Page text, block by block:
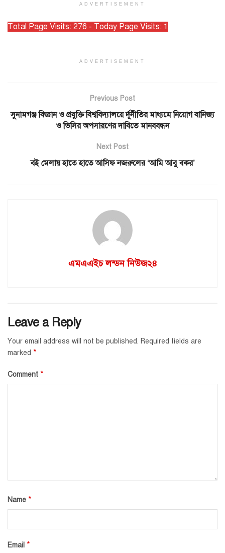
ADVERTISEMENT
Total Page Visits: 276 - Today Page Visits: 1
ADVERTISEMENT
Previous Post
সুনামগঞ্জ বিজ্ঞান ও প্রযুক্তি বিশ্ববিদ্যালয়ে র্দূনীতির মাধ্যমে নিয়োগ বানিজ্য
ও ভিসির অপসারণের দাবিতে মানববন্ধন
Next Post
বই মেলায় হাতে হাতে আসিফ নজরুলের ‘আমি আবু বকর’
এমএএইচ লন্ডন নিউজ২৪
Leave a Reply
Your email address will not be published. Required fields are
marked *
Comment *
Name *
Email *